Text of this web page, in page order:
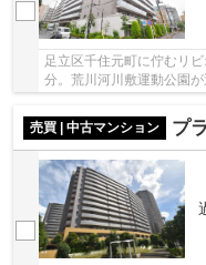
足立区千住元町に佇むリ
分。荒川河川敷運動公園
売買 | 中古マンション
プ